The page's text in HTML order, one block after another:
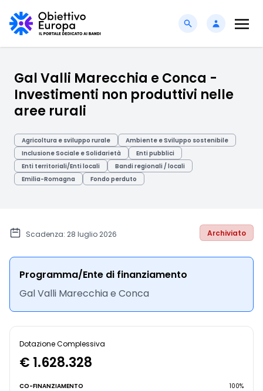
Gal Valli Marecchia e Conca -
Investimenti non produttivi nelle
aree rurali
Agricoltura e sviluppo rurale
Ambiente e Sviluppo sostenibile
Inclusione Sociale e Solidarietà
Enti pubblici
Enti territoriali/Enti locali
Bandi regionali / locali
Emilia-Romagna
Fondo perduto
Scadenza: 28 luglio 2026 Archiviato
Programma/Ente di finanziamento
Gal Valli Marecchia e Conca
Dotazione Complessiva
€ 1.628.328
CO-FINANZIAMENTO 100%